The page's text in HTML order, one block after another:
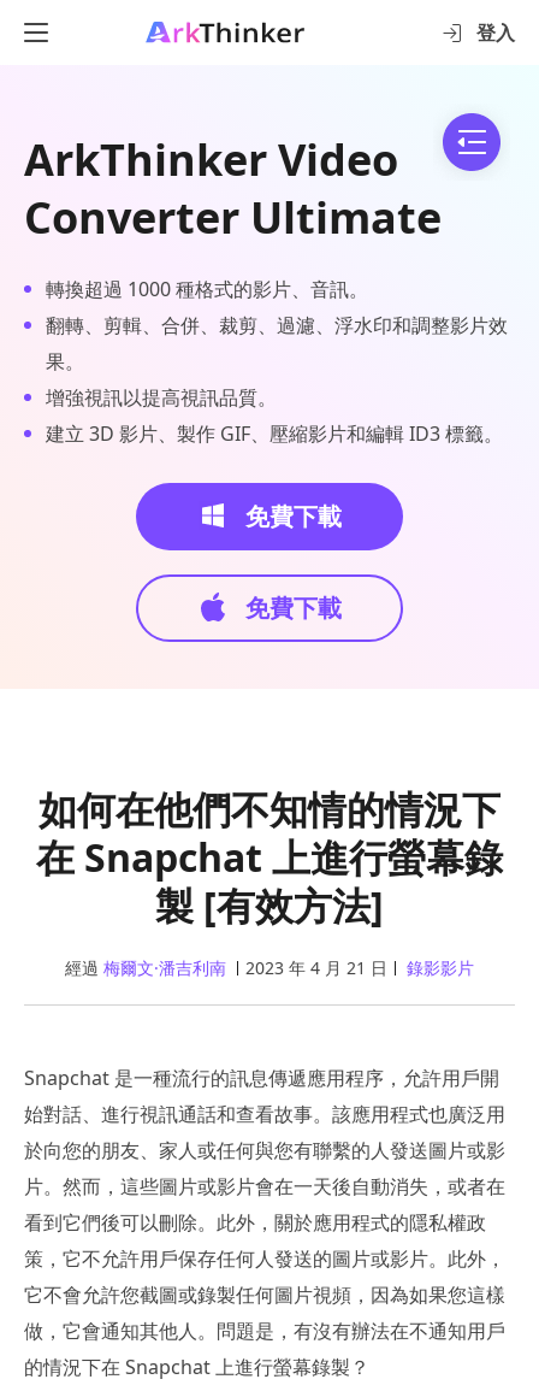
登入
ArkThinker Video
Converter Ultimate
轉換超過 1000 種格式的影片、音訊。
翻轉、剪輯、合併、裁剪、過濾、浮水印和調整影片效
果。
增強視訊以提高視訊品質。
建立 3D 影片、製作 GIF、壓縮影片和編輯 ID3 標籤。
免費下載
免費下載
如何在他們不知情的情況下
在 Snapchat 上進行螢幕錄
製 [有效方法]
經過 梅爾文·潘吉利南 2023 年 4 月 21 日 錄影影片
Snapchat 是一種流行的訊息傳遞應用程序，允許用戶開
始對話、進行視訊通話和查看故事。該應用程式也廣泛用
於向您的朋友、家人或任何與您有聯繫的人發送圖片或影
片。然而，這些圖片或影片會在一天後自動消失，或者在
看到它們後可以刪除。此外，關於應用程式的隱私權政
策，它不允許用戶保存任何人發送的圖片或影片。此外，
它不會允許您截圖或錄製任何圖片視頻，因為如果您這樣
做，它會通知其他人。問題是，有沒有辦法在不通知用戶
的情況下在 Snapchat 上進行螢幕錄製？